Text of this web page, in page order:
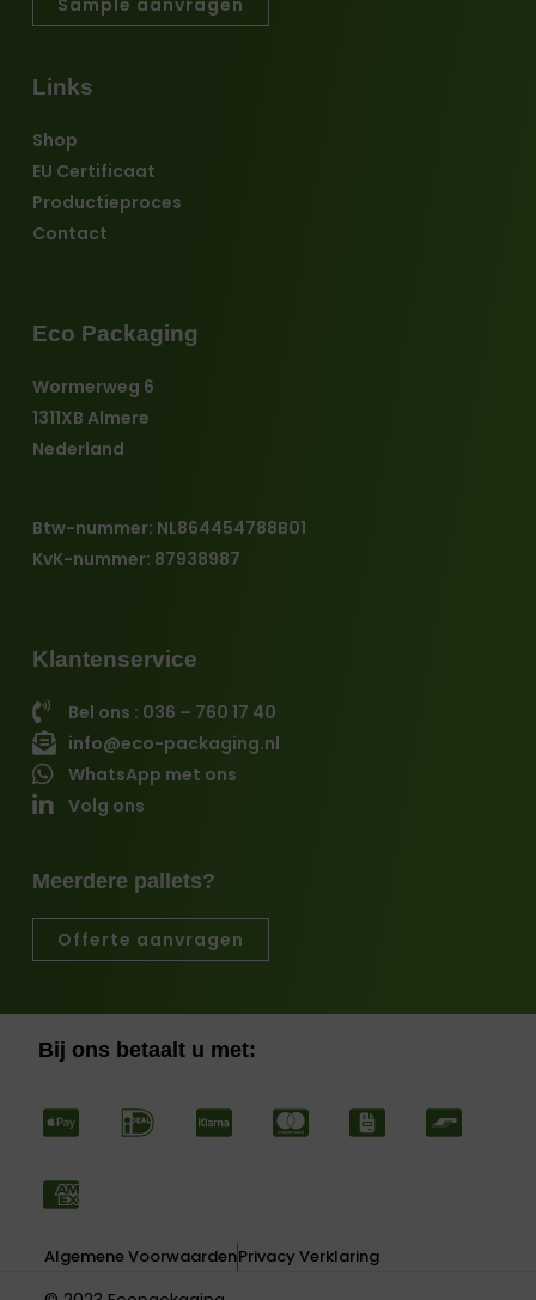
Klantenservice
Bel ons : 036 – 760 17 40
info@eco-packaging.nl
WhatsApp met ons
Volg ons
Meerdere pallets?
Offerte aanvragen
Eco Packaging
Wormerweg 6
1311XB Almere
Nederland
Btw-nummer: NL864454788B01
KvK-nummer: 87938987
Links
Shop
EU Certificaat
Productieproces
Contact
Bij ons betaalt u met:
Algemene VoorwaardenPrivacy Verklaring